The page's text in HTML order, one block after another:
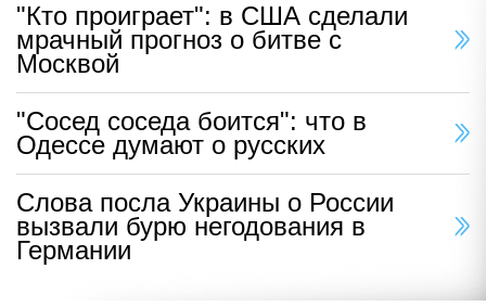
"Кто проиграет": в США сделали
мрачный прогноз о битве с
Москвой
"Сосед соседа боится": что в
Одессе думают о русских
Слова посла Украины о России
вызвали бурю негодования в
Германии